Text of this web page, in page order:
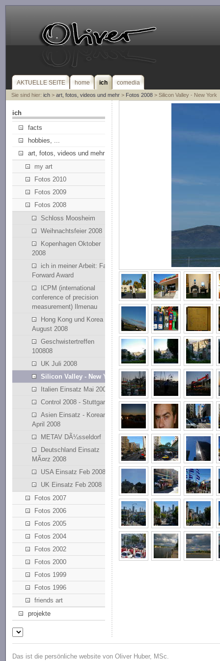
AKTUELLE SEITE home ich comedia
Sie sind hier: ich> art, fotos, videos und mehr> Fotos 2008> Silicon Valley - New York
ich
facts
hobbies, ...
art, fotos, videos und mehr
my art
Fotos 2010
Fotos 2009
Fotos 2008
Schloss Moosheim
Weihnachtsfeier 2008
Kopenhagen Oktober
2008
ich in meiner Arbeit: Fast
Forward Award
ICPM (international
conference of precision
measurement) Ilmenau
Hong Kong und Korea
August 2008
Geschwistertreffen
100808
UK Juli 2008
Silicon Valley - New York
Italien Einsatz Mai 2008
Control 2008 - Stuttgart
Asien Einsatz - Korean
April 2008
METAV DÃ¼sseldorf
Deutschland Einsatz
MÃ¤rz 2008
USA Einsatz Feb 2008
UK Einsatz Feb 2008
Fotos 2007
Fotos 2006
Fotos 2005
Fotos 2004
Fotos 2002
Fotos 2000
Fotos 1999
Fotos 1996
friends art
projekte
Das ist die persönliche website von Oliver Huber, MSc.